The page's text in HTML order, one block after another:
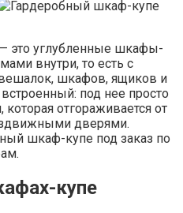
это углубленные шкафы-
внутри, то есть с
шкафов, ящиков и
под нее просто
отгораживается от
дверями.
шкаф-купе под заказ по
купе